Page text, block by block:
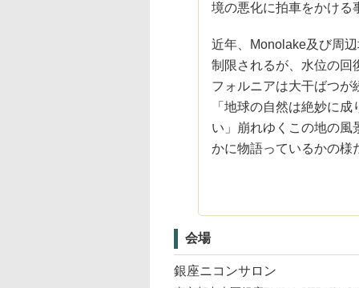
境の悪化に拍車をかける
近年、Monolake及び周
制限されるが、水位の回
フォルニアは大干ばつが
「地球の自然は絶妙に
い」崩れゆくこの地の風
かに物語っているかの
会場
銀座ニコンサロン